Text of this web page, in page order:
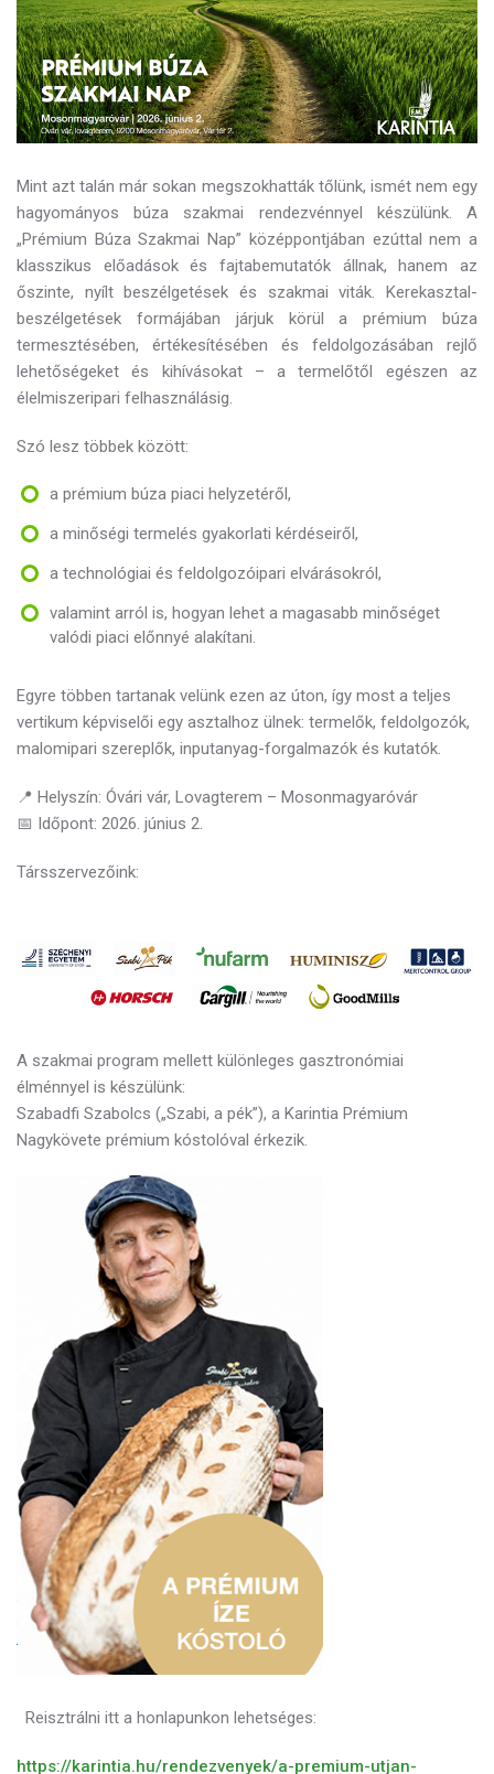
Mint azt talán már sokan megszokhatták tőlünk, ismét nem egy
hagyományos búza szakmai rendezvénnyel készülünk. A
„Prémium Búza Szakmai Nap” középpontjában ezúttal nem a
klasszikus előadások és fajtabemutatók állnak, hanem az
őszinte, nyílt beszélgetések és szakmai viták. Kerekasztal-
beszélgetések formájában járjuk körül a prémium búza
termesztésében, értékesítésében és feldolgozásában rejlő
lehetőségeket és kihívásokat – a termelőtől egészen az
élelmiszeripari felhasználásig.
Szó lesz többek között:
a prémium búza piaci helyzetéről,
a minőségi termelés gyakorlati kérdéseiről,
a technológiai és feldolgozóipari elvárásokról,
valamint arról is, hogyan lehet a magasabb minőséget
valódi piaci előnnyé alakítani.
Egyre többen tartanak velünk ezen az úton, így most a teljes
vertikum képviselői egy asztalhoz ülnek: termelők, feldolgozók,
malomipari szereplők, inputanyag-forgalmazók és kutatók.
📍 Helyszín: Óvári vár, Lovagterem – Mosonmagyaróvár
📅 Időpont: 2026. június 2.
Társszervezőink:
A szakmai program mellett különleges gasztronómiai
élménnyel is készülünk:
Szabadfi Szabolcs („Szabi, a pék”), a Karintia Prémium
Nagykövete prémium kóstolóval érkezik.
Reisztrálni itt a honlapunkon lehetséges:
https://karintia.hu/rendezvenyek/a-premium-utjan-